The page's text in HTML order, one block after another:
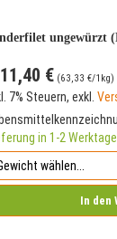
ungewürzt
11,40 € (63,33 €/1kg)
7% Steuern,exkl.
in 1-2
In den